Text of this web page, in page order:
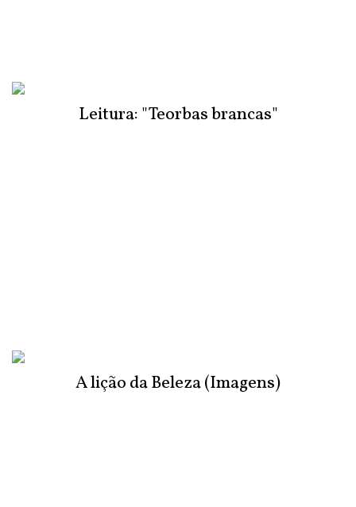
Leitura: "Teorbas brancas"
A lição da Beleza (Imagens)